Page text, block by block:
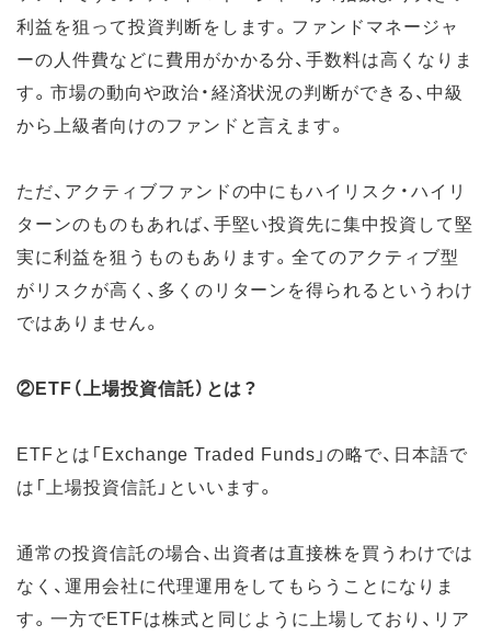
利益を狙って投資判断をします。ファンドマネージャ
ーの人件費などに費用がかかる分、手数料は高くなりま
す。市場の動向や政治・経済状況の判断ができる、中級
から上級者向けのファンドと言えます。
ただ、アクティブファンドの中にもハイリスク・ハイリ
ターンのものもあれば、手堅い投資先に集中投資して堅
実に利益を狙うものもあります。全てのアクティブ型
がリスクが高く、多くのリターンを得られるというわけ
ではありません。
②ETF（上場投資信託）とは？
ETFとは「Exchange Traded Funds」の略で、日本語で
は「上場投資信託」といいます。
通常の投資信託の場合、出資者は直接株を買うわけでは
なく、運用会社に代理運用をしてもらうことになりま
す。一方でETFは株式と同じように上場しており、リア